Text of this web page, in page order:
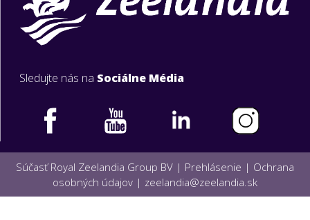
Sledujte nás na Sociálne Média
Súčasť Royal Zeelandia Group BV | Prehlásenie | Ochrana
osobných údajov | zeelandia@zeelandia.sk